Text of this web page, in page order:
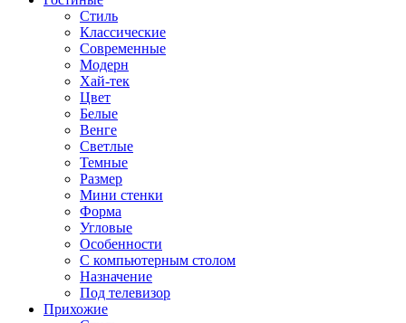
Стиль
Классические
Современные
Модерн
Хай-тек
Цвет
Белые
Венге
Светлые
Темные
Размер
Мини стенки
Форма
Угловые
Особенности
С компьютерным столом
Назначение
Под телевизор
Прихожие